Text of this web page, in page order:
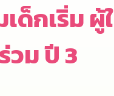
ด็กเริ่ม
ร่วม ปี 3